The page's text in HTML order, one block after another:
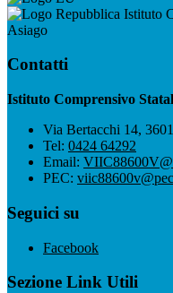
Istituto
Asiago
Contatti
Istituto Comprensivo
Via Bertacchi 14,
Tel: 0424 64292
Email:
PEC:
Seguici su
Facebook
Sezione Link Utili